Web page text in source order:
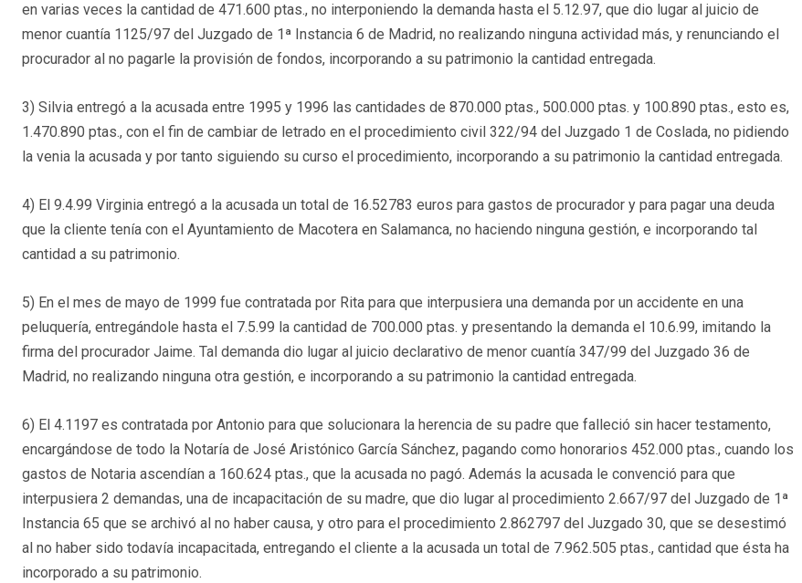
en varias veces la cantidad de 471.600 ptas., no interponiendo la demanda hasta el 5.12.97, que dio lugar al juicio de
menor cuantía 1125/97 del Juzgado de 1ª Instancia 6 de Madrid, no realizando ninguna actividad más, y renunciando el
procurador al no pagarle la provisión de fondos, incorporando a su patrimonio la cantidad entregada.
3) Silvia entregó a la acusada entre 1995 y 1996 las cantidades de 870.000 ptas., 500.000 ptas. y 100.890 ptas., esto es,
1.470.890 ptas., con el fin de cambiar de letrado en el procedimiento civil 322/94 del Juzgado 1 de Coslada, no pidiendo
la venia la acusada y por tanto siguiendo su curso el procedimiento, incorporando a su patrimonio la cantidad entregada.
4) El 9.4.99 Virginia entregó a la acusada un total de 16.52783 euros para gastos de procurador y para pagar una deuda
que la cliente tenía con el Ayuntamiento de Macotera en Salamanca, no haciendo ninguna gestión, e incorporando tal
cantidad a su patrimonio.
5) En el mes de mayo de 1999 fue contratada por Rita para que interpusiera una demanda por un accidente en una
peluquería, entregándole hasta el 7.5.99 la cantidad de 700.000 ptas. y presentando la demanda el 10.6.99, imitando la
firma del procurador Jaime. Tal demanda dio lugar al juicio declarativo de menor cuantía 347/99 del Juzgado 36 de
Madrid, no realizando ninguna otra gestión, e incorporando a su patrimonio la cantidad entregada.
6) El 4.1197 es contratada por Antonio para que solucionara la herencia de su padre que falleció sin hacer testamento,
encargándose de todo la Notaría de José Aristónico García Sánchez, pagando como honorarios 452.000 ptas., cuando los
gastos de Notaria ascendían a 160.624 ptas., que la acusada no pagó. Además la acusada le convenció para que
interpusiera 2 demandas, una de incapacitación de su madre, que dio lugar al procedimiento 2.667/97 del Juzgado de 1ª
Instancia 65 que se archivó al no haber causa, y otro para el procedimiento 2.862797 del Juzgado 30, que se desestimó
al no haber sido todavía incapacitada, entregando el cliente a la acusada un total de 7.962.505 ptas., cantidad que ésta ha
incorporado a su patrimonio.